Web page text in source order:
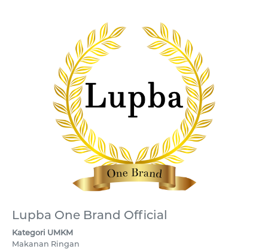
Lupba One Brand Official
Kategori UMKM
Makanan Ringan